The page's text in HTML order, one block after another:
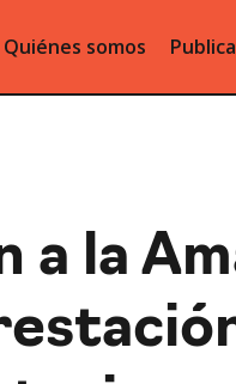
Quiénes somos
a la